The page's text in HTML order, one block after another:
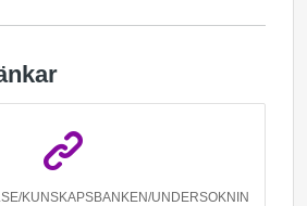
KUNSKAPSBANKEN/UNDERSOKNIN